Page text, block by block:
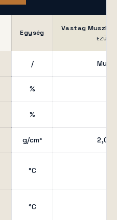
Egység
Vastag
/
%
%
g/cm³ 2,0 –
°C
°C